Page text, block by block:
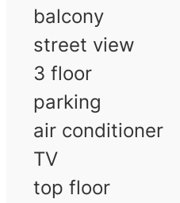
balcony
street view
3 floor
parking
air conditioner
TV
top floor